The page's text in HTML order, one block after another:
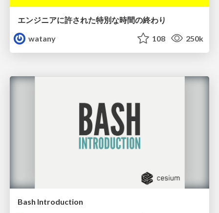
エンジニアに許された特別な時間の終わり
watany
108 250k
Bash Introduction